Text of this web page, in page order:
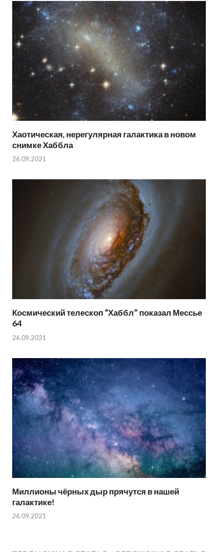
Хаотическая, нерегулярная галактика в новом
снимке Хаббла
26.09.2021
Космический телескоп “Хаббл” показал Мессье
64
26.09.2021
Миллионы чёрных дыр прячутся в нашей
галактике!
26.09.2021